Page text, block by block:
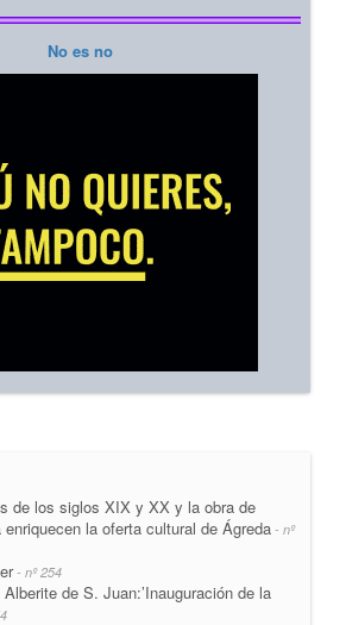
No es no
de los siglos XIX y XX y la obra de
enriquecen la oferta cultural de Ágreda - nº
- nº 254
de S. Juan:’Inauguración de la